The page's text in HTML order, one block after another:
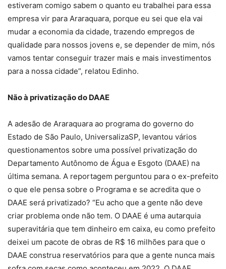
estiveram comigo sabem o quanto eu trabalhei para essa
empresa vir para Araraquara, porque eu sei que ela vai
mudar a economia da cidade, trazendo empregos de
qualidade para nossos jovens e, se depender de mim, nós
vamos tentar conseguir trazer mais e mais investimentos
para a nossa cidade”, relatou Edinho.
Não à privatização do DAAE
A adesão de Araraquara ao programa do governo do
Estado de São Paulo, UniversalizaSP, levantou vários
questionamentos sobre uma possível privatização do
Departamento Autônomo de Água e Esgoto (DAAE) na
última semana. A reportagem perguntou para o ex-prefeito
o que ele pensa sobre o Programa e se acredita que o
DAAE será privatizado? “Eu acho que a gente não deve
criar problema onde não tem. O DAAE é uma autarquia
superavitária que tem dinheiro em caixa, eu como prefeito
deixei um pacote de obras de R$ 16 milhões para que o
DAAE construa reservatórios para que a gente nunca mais